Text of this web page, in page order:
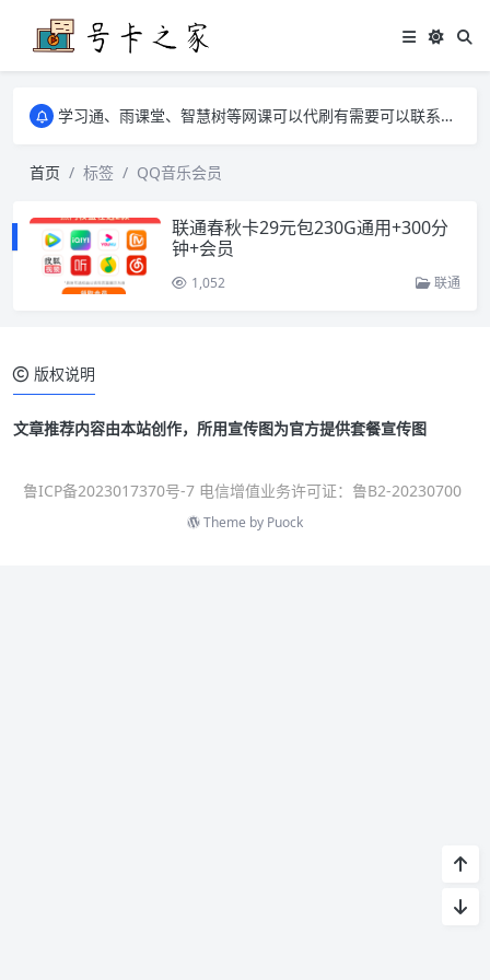
学习通、雨课堂、智慧树等网课可以代刷有需要可以联系邮箱i@tuzi.la
学习通、雨课堂、智慧树等网课可以代刷有需要可以联系邮箱i@tuzi.la
首页
标签 QQ音乐会员
联通春秋卡29元包230G通用+300分
钟+会员
1,052 联通
版权说明
文章推荐内容由本站创作，所用宣传图为官方提供套餐宣传图
鲁ICP备2023017370号-7 电信增值业务许可证：鲁B2-20230700
Theme by Puock